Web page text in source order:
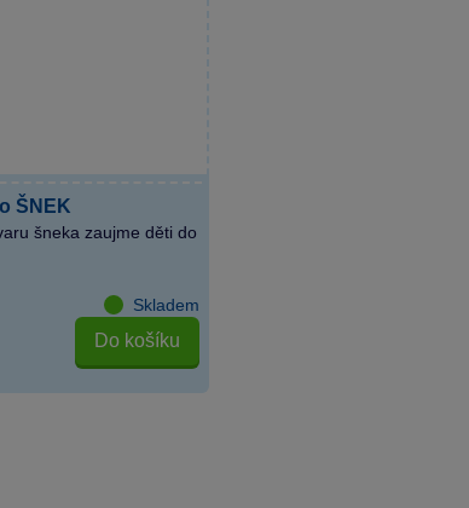
ŠNEK
šneka zaujme děti do
Skladem
Do košíku